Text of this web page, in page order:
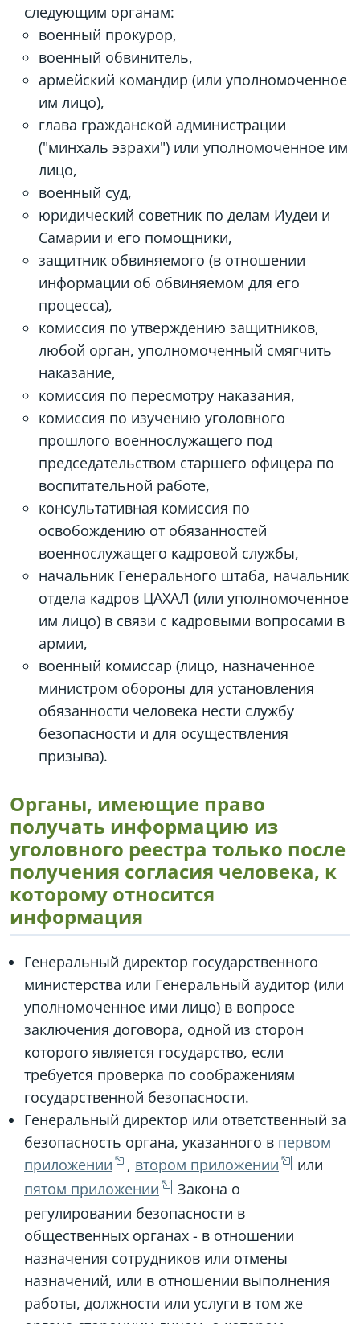
следующим органам:
военный прокурор,
военный обвинитель,
армейский командир (или уполномоченное
им лицо),
глава гражданской администрации
("минхаль эзрахи") или уполномоченное им
лицо,
военный суд,
юридический советник по делам Иудеи и
Самарии и его помощники,
защитник обвиняемого (в отношении
информации об обвиняемом для его
процесса),
комиссия по утверждению защитников,
любой орган, уполномоченный смягчить
наказание,
комиссия по пересмотру наказания,
комиссия по изучению уголовного
прошлого военнослужащего под
председательством старшего офицера по
воспитательной работе,
консультативная комиссия по
освобождению от обязанностей
военнослужащего кадровой службы,
начальник Генерального штаба, начальник
отдела кадров ЦАХАЛ (или уполномоченное
им лицо) в связи с кадровыми вопросами в
армии,
военный комиссар (лицо, назначенное
министром обороны для установления
обязанности человека нести службу
безопасности и для осуществления
призыва).
Органы, имеющие право
получать информацию из
уголовного реестра только после
получения согласия человека, к
которому относится
информация
Генеральный директор государственного
министерства или Генеральный аудитор (или
уполномоченное ими лицо) в вопросе
заключения договора, одной из сторон
которого является государство, если
требуется проверка по соображениям
государственной безопасности.
Генеральный директор или ответственный за
безопасность органа, указанного в первом
приложении
, втором приложении
или
пятом приложении
Закона о
регулировании безопасности в
общественных органах - в отношении
назначения сотрудников или отмены
назначений, или в отношении выполнения
работы, должности или услуги в том же